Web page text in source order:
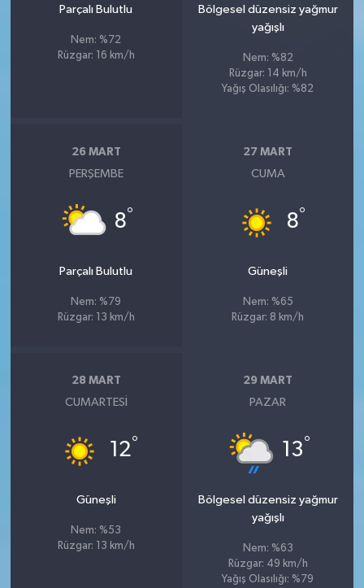
Parçalı Bulutlu
Nem: %72
Rüzgar: 16 km/h
Bölgesel düzensiz yağmur
yağışlı
Nem: %82
Rüzgar: 14 km/h
Yağış Olasılığı: %82
26 MART
PERŞEMBE
8°
Parçalı Bulutlu
Nem: %79
Rüzgar: 13 km/h
27 MART
CUMA
8°
Güneşli
Nem: %65
Rüzgar: 8 km/h
28 MART
CUMARTESI
12°
Güneşli
Nem: %53
Rüzgar: 13 km/h
29 MART
PAZAR
13°
Bölgesel düzensiz yağmur
yağışlı
Nem: %63
Rüzgar: 49 km/h
Yağış Olasılığı: %79